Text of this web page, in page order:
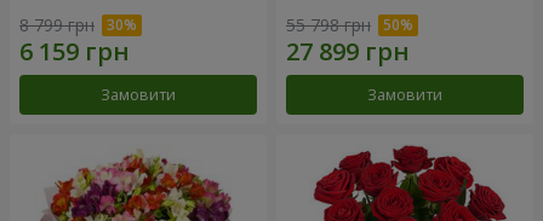
8 799 грн
Замовити
55 798 грн
Замовити